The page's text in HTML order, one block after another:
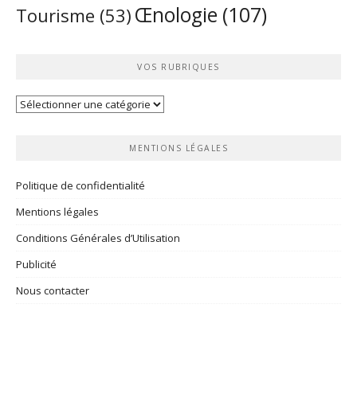
Tourisme (53) Œnologie (107)
VOS RUBRIQUES
Vos
MENTIONS LÉGALES
Politique de confidentialité
Mentions légales
Conditions Générales d’Utilisation
Publicité
Nous contacter